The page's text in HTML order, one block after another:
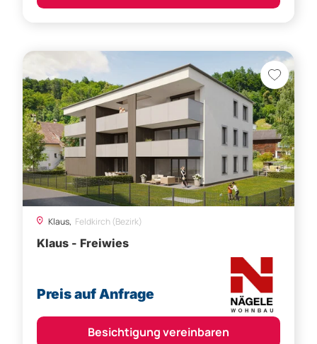
Klaus, Feldkirch (Bezirk)
Klaus - Freiwies
Preis auf Anfrage
Besichtigung vereinbaren